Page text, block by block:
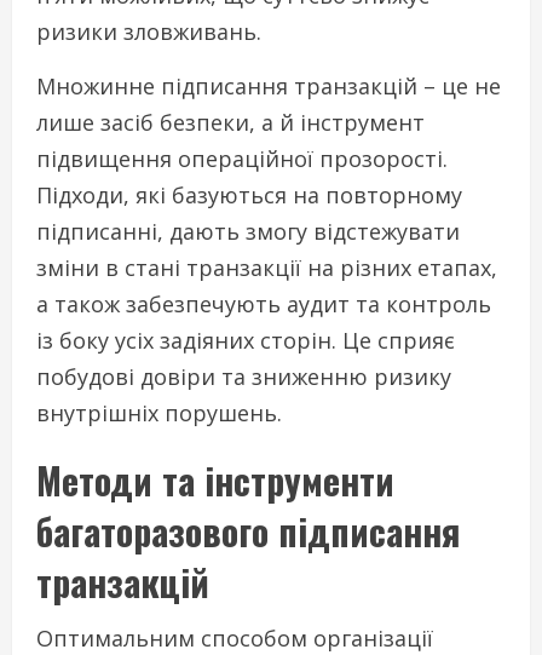
ризики зловживань.
Множинне підписання транзакцій – це не
лише засіб безпеки, а й інструмент
підвищення операційної прозорості.
Підходи, які базуються на повторному
підписанні, дають змогу відстежувати
зміни в стані транзакції на різних етапах,
а також забезпечують аудит та контроль
із боку усіх задіяних сторін. Це сприяє
побудові довіри та зниженню ризику
внутрішніх порушень.
Методи та інструменти
багаторазового підписання
транзакцій
Оптимальним способом організації